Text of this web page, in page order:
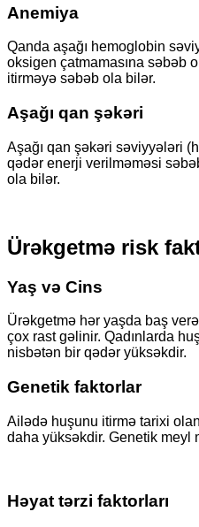
Anemiya
Qanda aşağı hemoglobin
oksigen çatmamasına səbəb
itirməyə səbəb ola bilər.
Aşağı qan şəkəri
Aşağı qan şəkəri səviyyələri
qədər enerji verilməməsi
ola bilər.
Ürəkgetmə risk
Yaş və Cins
Ürəkgetmə hər yaşda baş
çox rast gəlinir. Qadınlarda
nisbətən bir qədər yüksəkdir.
Genetik faktorlar
Ailədə huşunu itirmə tarixi
daha yüksəkdir. Genetik meyl
Həyat tərzi faktorları